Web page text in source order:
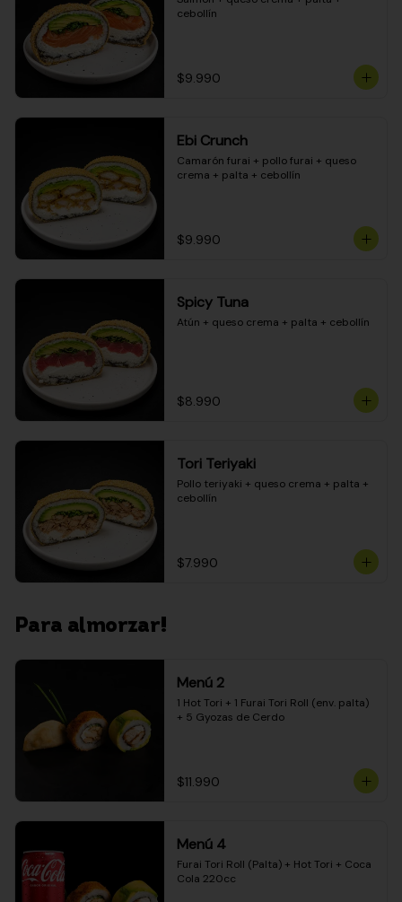
cebollín
$9.990
Ebi Crunch
Camarón furai + pollo furai + queso
crema + palta + cebollín
$9.990
Spicy Tuna
Atún + queso crema + palta + cebollín
$8.990
Tori Teriyaki
Pollo teriyaki + queso crema + palta +
cebollín
$7.990
Para almorzar!
Menú 2
1 Hot Tori + 1 Furai Tori Roll (env. palta)
+ 5 Gyozas de Cerdo
$11.990
Menú 4
Furai Tori Roll (Palta) + Hot Tori + Coca
Cola 220cc